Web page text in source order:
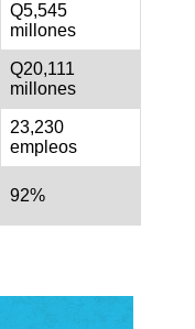
Q5,545
millones
Q20,111
millones
23,230
empleos
92%